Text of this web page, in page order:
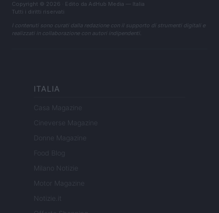
Copyright © 2026 · Edito da AdHub Media — Italia
Tutti i diritti riservati
I contenuti sono curati dalla redazione con il supporto di strumenti digitali e
realizzati in collaborazione con autori indipendenti.
ITALIA
Casa Magazine
Cineverse Magazine
Donne Magazine
Food Blog
Milano Notizie
Motor Magazine
Notizie.it